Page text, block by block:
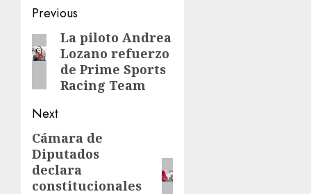
Post
navigation
Previous
Previous
post:
La piloto Andrea
Lozano refuerzo
de Prime Sports
Racing Team
Next
Next
post:
Cámara de
Diputados
declara
constitucionales